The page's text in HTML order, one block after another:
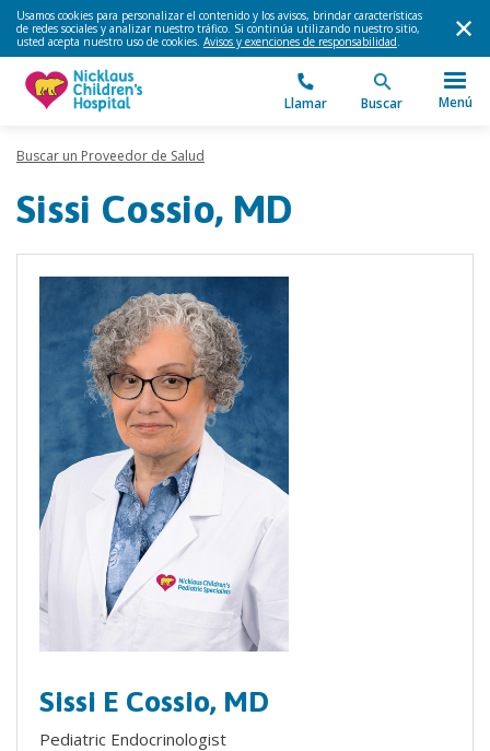
Usamos cookies para personalizar el contenido y los avisos, brindar características
de redes sociales y analizar nuestro tráfico. Si continúa utilizando nuestro sitio,
usted acepta nuestro uso de cookies. Avisos y exenciones de responsabilidad.
Llamar Buscar Menú
Buscar un Proveedor de Salud
Sissi Cossio, MD
Sissi E Cossio, MD
Pediatric Endocrinologist